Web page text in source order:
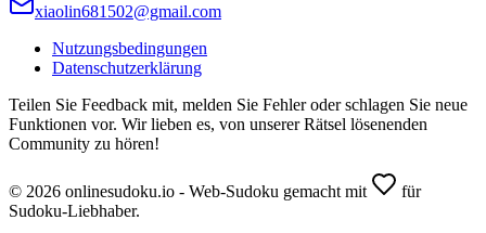
xiaolin681502@gmail.com
Nutzungsbedingungen
Datenschutzerklärung
Teilen Sie Feedback mit, melden Sie Fehler oder schlagen Sie neue
Funktionen vor. Wir lieben es, von unserer Rätsel lösenenden
Community zu hören!
© 2026 onlinesudoku.io - Web-Sudoku gemacht mit
für
Sudoku-Liebhaber.